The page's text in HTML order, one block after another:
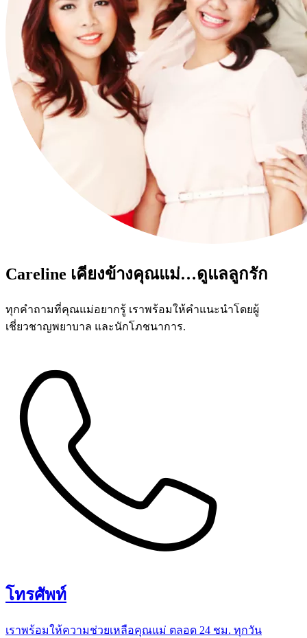
Careline เคียงข้างคุณแม่…ดูแลลูกรัก
ทุกคำถามที่คุณแม่อยากรู้ เราพร้อมให้คำแนะนำโดยผู้
เชี่ยวชาญพยาบาล และนักโภชนาการ.
โทรศัพท์
เราพร้อมให้ความช่วยเหลือคุณแม่ ตลอด 24 ชม. ทุกวัน